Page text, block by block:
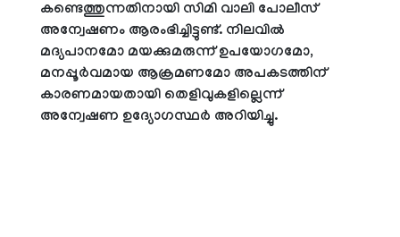
കണ്ടെത്തുന്നതിനായി സിമി വാലി പോലീസ്
അന്വേഷണം ആരംഭിച്ചിട്ടുണ്ട്. നിലവില്‍
മദ്യപാനമോ മയക്കുമരുന്ന് ഉപയോഗമോ,
മനപ്പൂര്‍വമായ ആക്രമണമോ അപകടത്തിന്
കാരണമായതായി തെളിവുകളില്ലെന്ന്
അന്വേഷണ ഉദ്യോഗസ്ഥര്‍ അറിയിച്ചു.